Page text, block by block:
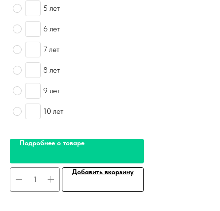
5 лет
6 лет
7 лет
8 лет
9 лет
10 лет
Подробнее о товаре
Добавить вкорзину